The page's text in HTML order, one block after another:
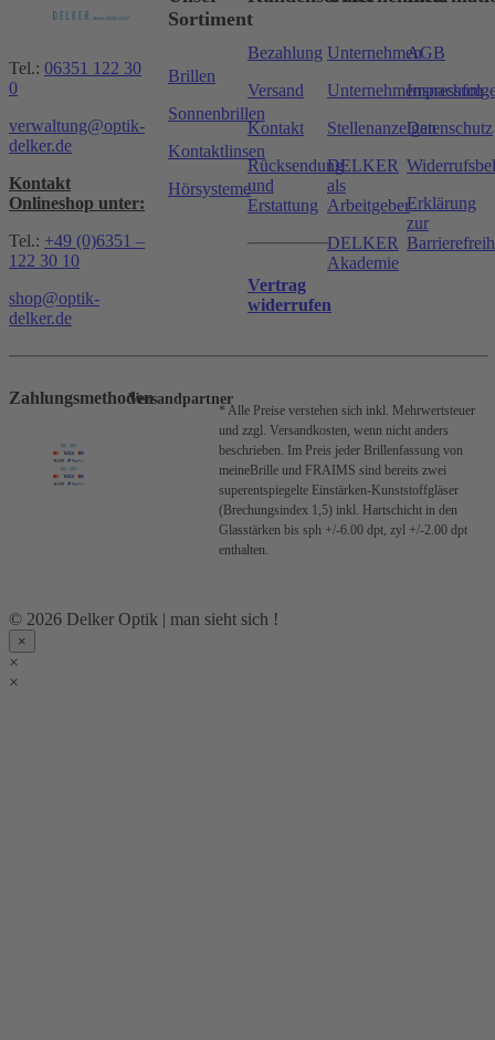
Tel.: 06351 122 30
0
verwaltung@optik-
delker.de
Kontakt
Onlineshop unter:
Tel.: +49 (0)6351 –
122 30 10
shop@optik-
delker.de
Sortiment
Brillen
Sonnenbrillen
Kontaktlinsen
Hörsysteme
Bezahlung
Versand
Kontakt
Rücksendung
und
Erstattung
Vertrag
widerrufen
Unternehmen
Stellenanzeigen
DELKER
als
Arbeitgeber
DELKER
Akademie
AGB
Impressum
Datenschutz
Erklärung
zur
ZahlungsmethodenVersandpartner
* Alle Preise verstehen sich inkl. Mehrwertsteuer
und zzgl. Versandkosten, wenn nicht anders
beschrieben. Im Preis jeder Brillenfassung von
meineBrille und FRAIMS sind bereits zwei
superentspiegelte Einstärken-Kunststoffgläser
(Brechungsindex 1,5) inkl. Hartschicht in den
Glasstärken bis sph +/-6.00 dpt, zyl +/-2.00 dpt
enthalten.
© 2026 Delker Optik | man sieht sich !
×
×
×